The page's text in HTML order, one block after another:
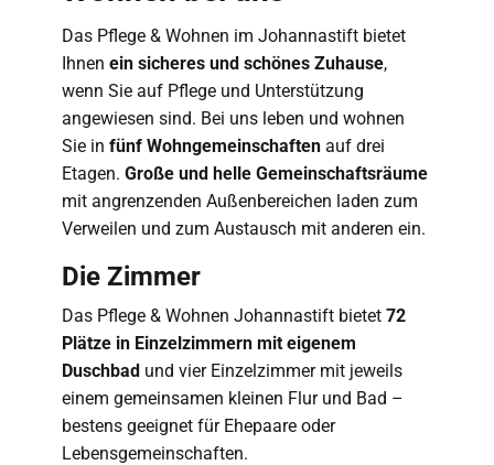
Das Pflege & Wohnen im Johannastift bietet
Ihnen ein sicheres und schönes Zuhause,
wenn Sie auf Pflege und Unterstützung
angewiesen sind. Bei uns leben und wohnen
Sie in fünf Wohngemeinschaften auf drei
Etagen. Große und helle Gemeinschaftsräume
mit angrenzenden Außenbereichen laden zum
Verweilen und zum Austausch mit anderen ein.
Die Zimmer
Das Pflege & Wohnen Johannastift bietet 72
Plätze in Einzelzimmern mit eigenem
Duschbad und vier Einzelzimmer mit jeweils
einem gemeinsamen kleinen Flur und Bad –
bestens geeignet für Ehepaare oder
Lebensgemeinschaften.